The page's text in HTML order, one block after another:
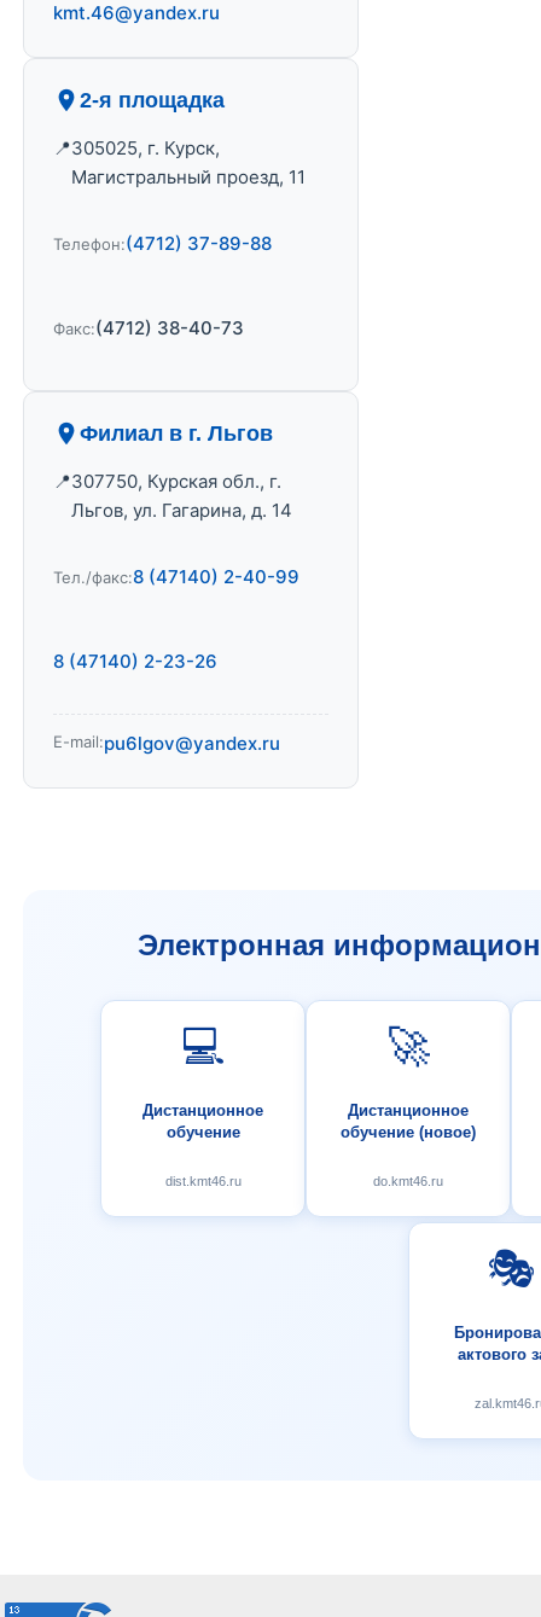
kmt.46@yandex.ru
2-я площадка
305025, г. Курск,
Магистральный проезд, 11
Телефон:(4712) 37-89-88
Факс:(4712) 38-40-73
Филиал в г. Льгов
307750, Курская обл., г.
Льгов, ул. Гагарина, д. 14
Тел./факс:8 (47140) 2-40-99
8 (47140) 2-23-26
E-mail:pu6lgov@yandex.ru
Электронная
💻
Дистанционное
обучение
dist.kmt46.ru
🚀
Дистанционное
обучение (новое)
do.kmt46.ru
🎭
актового